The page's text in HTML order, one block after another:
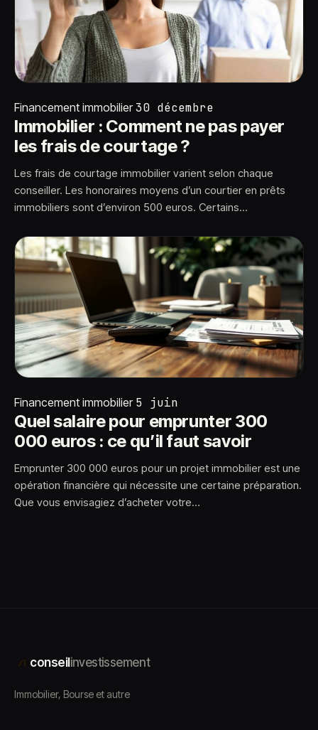
Financement immobilier 30 décembre
Immobilier : Comment ne pas payer
les frais de courtage ?
Les frais de courtage immobilier varient selon chaque
conseiller. Les honoraires moyens d’un courtier en prêts
immobiliers sont d’environ 500 euros. Certains…
Financement immobilier 5 juin
Quel salaire pour emprunter 300
000 euros : ce qu’il faut savoir
Emprunter 300 000 euros pour un projet immobilier est une
opération financière qui nécessite une certaine préparation.
Que vous envisagiez d’acheter votre…
conseil investissement
Immobilier, Bourse et autre